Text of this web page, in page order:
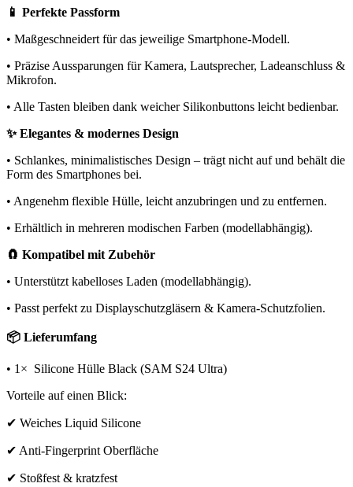
📱 Perfekte Passform
• Maßgeschneidert für das jeweilige Smartphone-Modell.
• Präzise Aussparungen für Kamera, Lautsprecher, Ladeanschluss &
Mikrofon.
• Alle Tasten bleiben dank weicher Silikonbuttons leicht bedienbar.
✨ Elegantes & modernes Design
• Schlankes, minimalistisches Design – trägt nicht auf und behält die
Form des Smartphones bei.
• Angenehm flexible Hülle, leicht anzubringen und zu entfernen.
• Erhältlich in mehreren modischen Farben (modellabhängig).
🧲 Kompatibel mit Zubehör
• Unterstützt kabelloses Laden (modellabhängig).
• Passt perfekt zu Displayschutzgläsern & Kamera-Schutzfolien.
📦 Lieferumfang
• 1× Silicone Hülle Black (SAM S24 Ultra)
Vorteile auf einen Blick:
✔ Weiches Liquid Silicone
✔ Anti-Fingerprint Oberfläche
✔ Stoßfest & kratzfest